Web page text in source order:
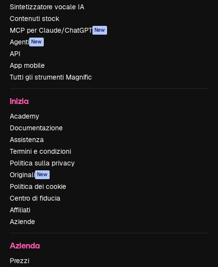
Sintetizzatore vocale IA
Contenuti stock
MCP per Claude/ChatGPT New
Agenti New
API
App mobile
Tutti gli strumenti Magnific
Inizia
Academy
Documentazione
Assistenza
Termini e condizioni
Politica sulla privacy
Originali New
Politica dei cookie
Centro di fiducia
Affiliati
Aziende
Azienda
Prezzi